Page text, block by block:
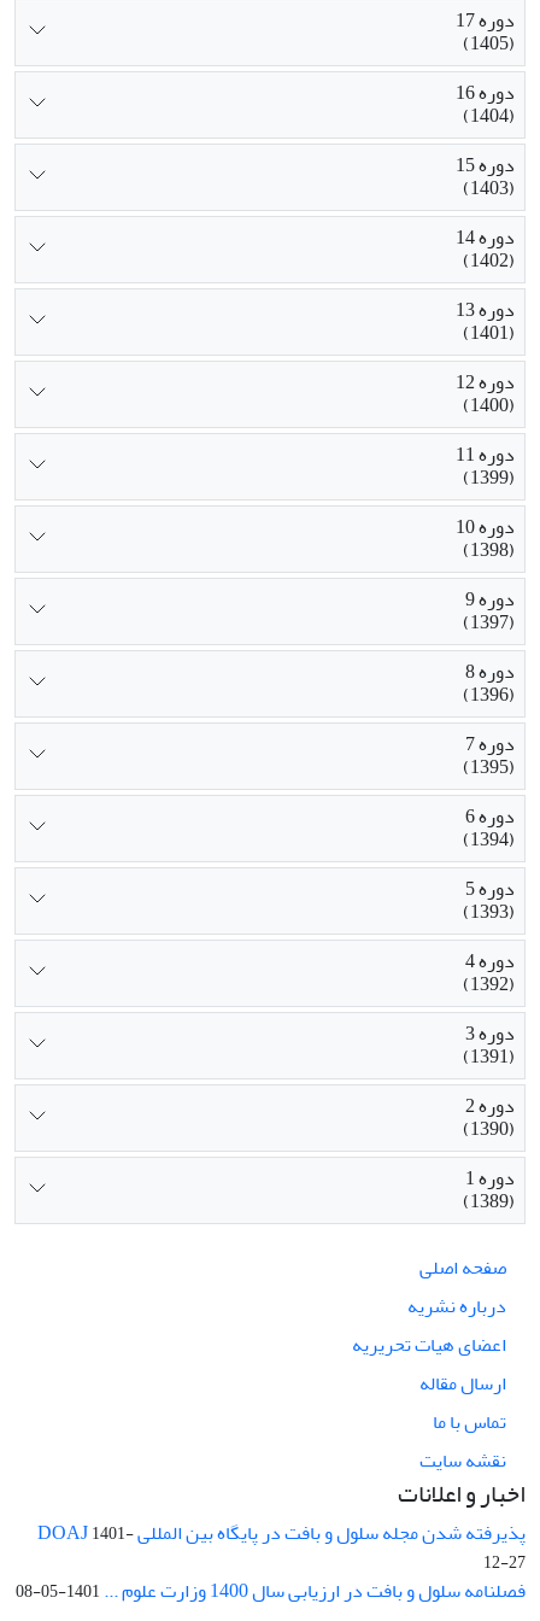
دوره 17
(1405)
دوره 16
(1404)
دوره 15
(1403)
دوره 14
(1402)
دوره 13
(1401)
دوره 12
(1400)
دوره 11
(1399)
دوره 10
(1398)
دوره 9
(1397)
دوره 8
(1396)
دوره 7
(1395)
دوره 6
(1394)
دوره 5
(1393)
دوره 4
(1392)
دوره 3
(1391)
دوره 2
(1390)
دوره 1
(1389)
صفحه اصلی
درباره نشریه
اعضای هیات تحریریه
ارسال مقاله
تماس با ما
نقشه سایت
اخبار و اعلانات
پذیرفته شدن مجله سلول و بافت در پایگاه بین المللی DOAJ1401-
12-27
فصلنامه سلول و بافت در ارزیابی سال 1400 وزارت علوم ... 1401-05-08